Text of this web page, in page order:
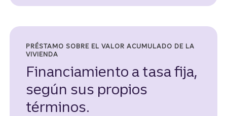
PRÉSTAMO SOBRE EL VALOR ACUMULADO DE LA
VIVIENDA
Financiamiento a tasa fija,
según sus propios
términos.